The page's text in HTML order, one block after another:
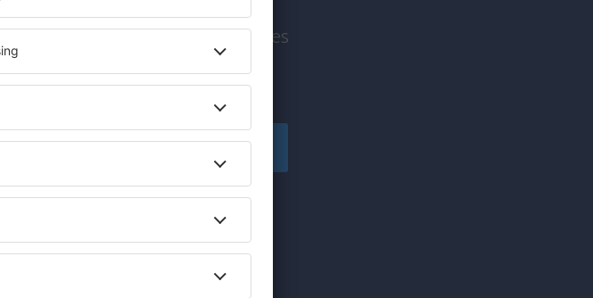
ofertas únicas de viagem antes
palavra de viajante!
Registre-se
Aceito receber informações de marketing (na
de e-mail fornecido por mim.
de e-mail e selecionando "Registre-se", você